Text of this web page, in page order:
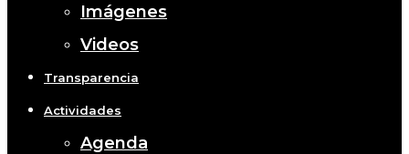
Imágenes
Videos
Transparencia
Actividades
Agenda